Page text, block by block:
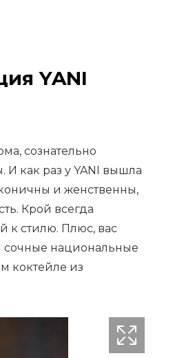
YANI
сознательно
как раз у YANI вышла
и женственны,
Крой всегда
к стилю. Плюс, вас
сочные национальные
коктейле из